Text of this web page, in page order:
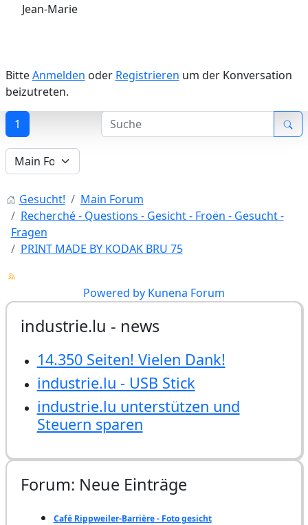
Jean-Marie
BitteAnmelden oder Registrieren um der Konversation
beizutreten.
1
Gesucht!
Main Forum
Recherché - Questions - Gesicht - Froën - Gesucht -
Fragen
PRINT MADE BY KODAK BRU 75
Powered by Kunena Forum
industrie.lu - news
14.350 Seiten! Vielen Dank!
industrie.lu - USB Stick
industrie.lu unterstützen und
Steuern sparen
Forum: Neue Einträge
Café Rippweiler-Barrière - Foto gesicht